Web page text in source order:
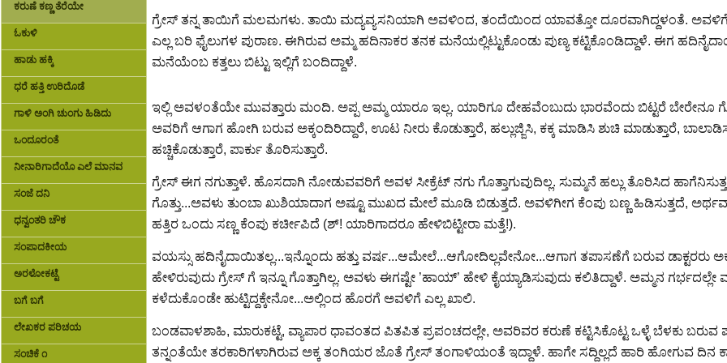
ಕರುಣೆ ಕಣ್ಣ ತೆರೆಯೇ
ಓಕುಳಿ
ಹಾಡು ಹಕ್ಕಿ
ಧರೆ ಹತ್ತಿ ಉರಿದೊಡೆ
ಗಾಳಿ ಅಂಗಿ ಚುಂಗು ಹಿಡಿದು
ಒಂದೂರಂತೆ
ನೀನಾರಿಗಾದೆಯೊ ಎಲೆ ಮಾನವ
ಸಂಜೆ ದನಿ
ಧನ್ವಂತರಿ ಚೌಕ
ಸಂಪಾದಕೀಯ
ಅರಳೋಕಟ್ಟೆ
ಬಗೆ ಬಗೆ
ಲೇಖಕರ ಪರಿಚಯ
ಸಂಚಿಕೆ ೧
ಗ್ರೇಸ್ ತನ್ನ ತಾಯಿಗೆ ಮಲಮಗಳು. ತಾಯಿ ಮದ್ಯವ್ಯಸನಿಯಾಗಿ ಅವಳಿಂದ, ತಂದೆಯಿಂದ ಯಾವತ್ತೋ ದೂರವಾಗಿದ್ದಳಂತೆ. ಅವಳಿಗೆ
ಎಲ್ಲ ಬರಿ ಫೈಲುಗಳ ಪುರಾಣ. ಈಗಿರುವ ಅಮ್ಮ ಹದಿನಾಕರ ತನಕ ಮನೆಯಲ್ಲಿಟ್ಟುಕೊಂಡು ಪುಣ್ಯ ಕಟ್ಟಿಕೊಂಡಿದ್ದಾಳೆ. ಈಗ
ಮನೆಯೆಂಬ ಕತ್ತಲು ಬಿಟ್ಟು ಇಲ್ಲಿಗೆ ಬಂದಿದ್ದಾಳೆ.
ಇಲ್ಲಿ ಅವಳಂತೆಯೇ ಮುವತ್ತಾರು ಮಂದಿ. ಅಪ್ಪ ಅಮ್ಮ ಯಾರೂ ಇಲ್ಲ. ಯಾರಿಗೂ ದೇಹವೆಂಬುದು ಭಾರವೆಂದು ಬಿಟ್ಟರೆ ಬೇರೇನೂ
ಅವರಿಗೆ ಆಗಾಗ ಹೋಗಿ ಬರುವ ಅಕ್ಕಂದಿರಿದ್ದಾರೆ, ಊಟ ನೀರು ಕೊಡುತ್ತಾರೆ, ಹಲ್ಲುಜ್ಜಿಸಿ, ಕಕ್ಕ ಮಾಡಿಸಿ ಶುಚಿ ಮಾಡುತ್ತಾರೆ,
ಹಚ್ಚಿಕೊಡುತ್ತಾರೆ, ಪಾರ್ಕು ತೊರಿಸುತ್ತಾರೆ.
ಗ್ರೇಸ್ ಈಗ ನಗುತ್ತಾಳೆ. ಹೊಸದಾಗಿ ನೋಡುವವರಿಗೆ ಅವಳ ಸೀಕ್ರೆಟ್ ನಗು ಗೊತ್ತಾಗುವುದಿಲ್ಲ. ಸುಮ್ಮನೆ ಹಲ್ಲು ತೊರಿಸಿದ
ಗೊತ್ತು...ಅವಳು ತುಂಬಾ ಖುಶಿಯಾದಾಗ ಅಷ್ಟೂ ಮುಖದ ಮೇಲೆ ಮೂಡಿ ಬಿಡುತ್ತದೆ. ಅವಳಿಗೀಗ ಕೆಂಪು ಬಣ್ಣ ಹಿಡಿಸುತ್ತದೆ,
ಹತ್ತಿರ ಒಂದು ಸಣ್ಣ ಕೆಂಪು ಕರ್ಚೀಪಿದೆ (ಶ್! ಯಾರಿಗಾದರೂ ಹೇಳಿಬಿಟ್ಟೀರಾ ಮತ್ತೆ!).
ವಯಸ್ಸು ಹದಿನೈದಾಯಿತಲ್ಲ...ಇನ್ನೊಂದು ಹತ್ತು ವರ್ಷ...ಆಮೇಲೆ...ಆಗೋದಿಲ್ಲವೇನೋ...ಆಗಾಗ ತಪಾಸಣೆಗೆ ಬರುವ ಡಾಕ್ಟರರು
ಹೇಳಿರುವುದು ಗ್ರೇಸ್ ಗೆ ಇನ್ನೂ ಗೊತ್ತಾಗಿಲ್ಲ. ಅವಳು ಈಗಷ್ಟೇ ’ಹಾಯ್’ ಹೇಳಿ ಕೈಯ್ಯಾಡಿಸುವುದು ಕಲಿತಿದ್ದಾಳೆ. ಅಮ್ಮನ ಗರ್ಭದಲ್ಲೇ
ಕಳೆದುಕೊಂಡೇ ಹುಟ್ಟಿದ್ದಕ್ಕೇನೋ...ಅಲ್ಲಿಂದ ಹೊರಗೆ ಅವಳಿಗೆ ಎಲ್ಲ ಖಾಲಿ.
ಬಂಡವಾಳಶಾಹಿ, ಮಾರುಕಟ್ಟೆ, ವ್ಯಾಪಾರ ಧಾವಂತದ ಪಿತಪಿತ ಪ್ರಪಂಚದಲ್ಲೇ, ಅವರಿವರ ಕರುಣೆ ಕಟ್ಟಿಸಿಕೊಟ್ಟ ಒಳ್ಳೆ ಬೆಳಕು ಬರುವ
ತನ್ನಂತೆಯೇ ತರಕಾರಿಗಳಾಗಿರುವ ಅಕ್ಕ ತಂಗಿಯರ ಜೊತೆ ಗ್ರೇಸ್ ತಂಗಾಳಿಯಂತೆ ಇದ್ದಾಳೆ. ಹಾಗೇ ಸದ್ದಿಲ್ಲದೆ ಹಾರಿ ಹೋಗುವ ದಿನ